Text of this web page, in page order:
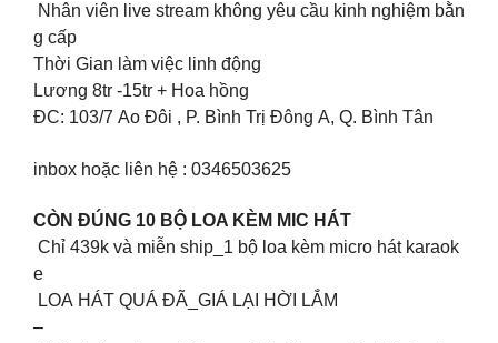
Nhân viên live stream không yêu cầu kinh nghiệm bằn
g cấp
Thời Gian làm việc linh động
Lương 8tr -15tr + Hoa hồng
ĐC: 103/7 Ao Đôi , P. Bình Trị Đông A, Q. Bình Tân
inbox hoặc liên hệ : 0346503625
CÒN ĐÚNG 10 BỘ LOA KÈM MIC HÁT
️ Chỉ 439k và miễn ship_1 bộ loa kèm micro hát karaok
e
LOA HÁT QUÁ ĐÃ_GIÁ LẠI HỜI LẮM
–